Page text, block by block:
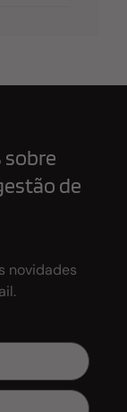
sobre
de
novidades